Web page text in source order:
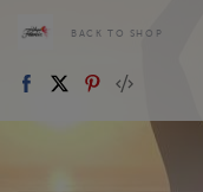
BACK TO SHOP